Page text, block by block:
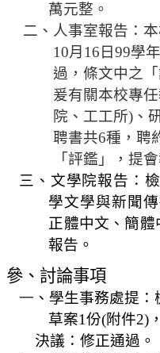
編
會
發
萬元整。
二、人事室報告：
10月 16 日 99學
過，條文中之
爰有關本校專
院、工工所)、
聘書共6種，聘
「評鑑」，提
三、文學院報告：
學文學與新聞
正體中文、簡體
報告。
參、 討論事項
一 、學生事務處提
草案1份(附件2)
決議：修正通過。